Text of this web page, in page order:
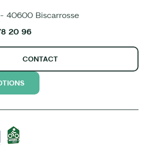
40600 Biscarrosse
20 96
CONTACT